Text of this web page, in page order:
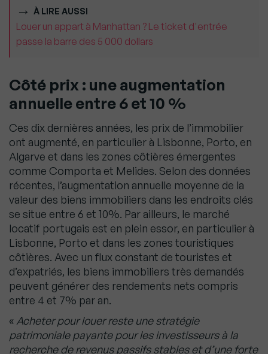
À LIRE AUSSI
Louer un appart à Manhattan ? Le ticket d'entrée
passe la barre des 5 000 dollars
Côté prix : une augmentation
annuelle entre 6 et 10 %
Ces dix dernières années, les prix de l’immobilier
ont augmenté, en particulier à Lisbonne, Porto, en
Algarve et dans les zones côtières émergentes
comme Comporta et Melides. Selon des données
récentes, l’augmentation annuelle moyenne de la
valeur des biens immobiliers dans les endroits clés
se situe entre 6 et 10%. Par ailleurs, le marché
locatif portugais est en plein essor, en particulier à
Lisbonne, Porto et dans les zones touristiques
côtières. Avec un flux constant de touristes et
d’expatriés, les biens immobiliers très demandés
peuvent générer des rendements nets compris
entre 4 et 7% par an.
« Acheter pour louer reste une stratégie
patrimoniale payante pour les investisseurs à la
recherche de revenus passifs stables et d’une forte